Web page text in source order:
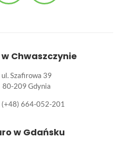
Chwaszczynie
ul. Szafirowa 39
80-209 Gdynia
(+48) 664-052-201
w Gdańsku